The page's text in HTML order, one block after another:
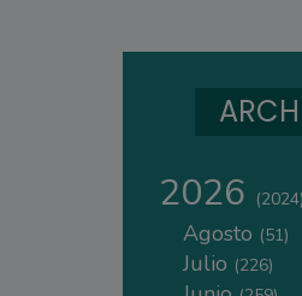
2026 (2024)
Agosto (51)
Julio (226)